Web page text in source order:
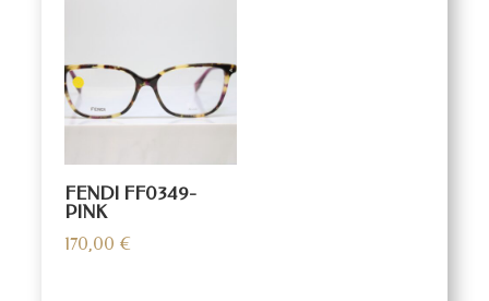
FENDI FF0349-
PINK
170,00 €